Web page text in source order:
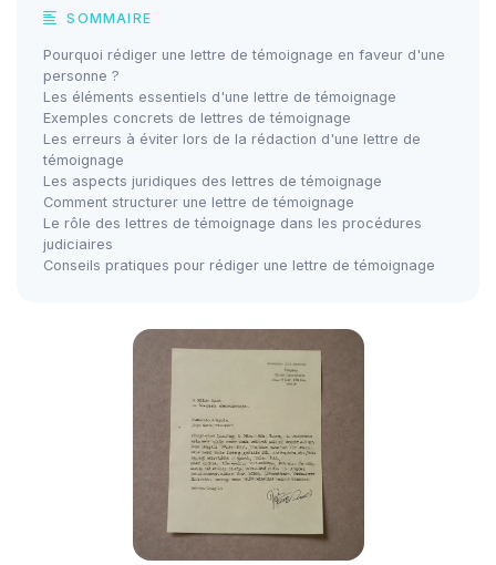
SOMMAIRE
Pourquoi rédiger une lettre de témoignage en faveur d'une
personne ?
Les éléments essentiels d'une lettre de témoignage
Exemples concrets de lettres de témoignage
Les erreurs à éviter lors de la rédaction d'une lettre de
témoignage
Les aspects juridiques des lettres de témoignage
Comment structurer une lettre de témoignage
Le rôle des lettres de témoignage dans les procédures
judiciaires
Conseils pratiques pour rédiger une lettre de témoignage